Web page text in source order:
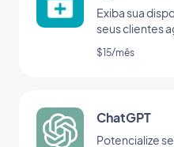
Exiba sua
seus clientes
app
$15/mês
ChatGPT
Potencialize